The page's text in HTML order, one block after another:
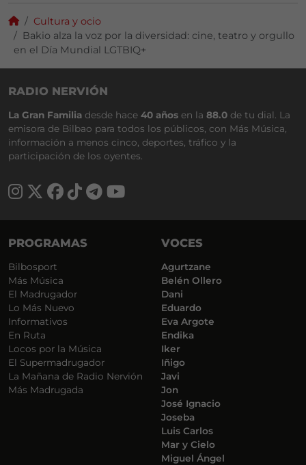
Cultura y ocio
Bakio alza la voz por la diversidad: cine, teatro y orgullo
en el Día Mundial LGTBIQ+
RADIO NERVIÓN
La Gran Familia desde hace 40 años en la 88.0 de tu dial. La
emisora de Bilbao para todos los públicos, con Más Música,
información a menos cinco, deportes, tráfico y la
participación de los oyentes.
PROGRAMAS
Bilbosport
Más Música
El Madrugador
Lo Más Nuevo
Informativos
En Ruta
Locos por la Música
El Supermadrugador
La Mañana de Radio Nervión
Más Madrugada
VOCES
Agurtzane
Belén Ollero
Dani
Eduardo
Eva Argote
Endika
Iker
Iñigo
Javi
Jon
José Ignacio
Joseba
Luis Carlos
Mar y Cielo
Miguel Ángel